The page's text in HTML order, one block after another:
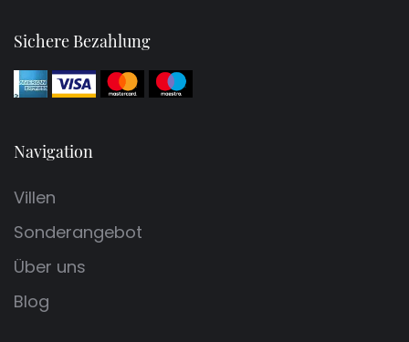
Sichere Bezahlung
Navigation
Villen
Sonderangebot
Über uns
Blog